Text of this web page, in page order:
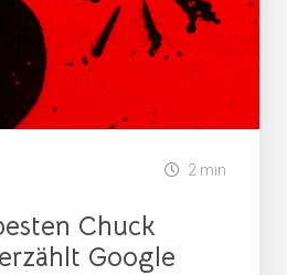
2 min
Chuck
Google